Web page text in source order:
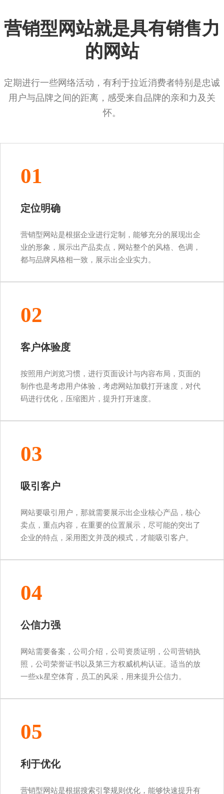
营销型网站就是具有销售力
的网站
定期进行一些网络活动，有利于拉近消费者特别是忠诚
用户与品牌之间的距离，感受来自品牌的亲和力及关
怀。
01
定位明确
营销型网站是根据企业进行定制，能够充分的展现出企
业的形象，展示出产品卖点，网站整个的风格、色调，
都与品牌风格相一致，展示出企业实力。
02
客户体验度
按照用户浏览习惯，进行页面设计与内容布局，页面的
制作也是考虑用户体验，考虑网站加载打开速度，对代
码进行优化，压缩图片，提升打开速度。
03
吸引客户
网站要吸引用户，那就需要展示出企业核心产品，核心
卖点，重点内容，在重要的位置展示，尽可能的突出了
企业的特点，采用图文并茂的模式，才能吸引客户。
04
公信力强
网站需要备案，公司介绍，公司资质证明，公司营销执
照，公司荣誉证书以及第三方权威机构认证。适当的放
一些xk星空体育，员工的风采，用来提升公信力。
05
利于优化
营销型网站是根据搜索引擎规则优化，能够快速提升有